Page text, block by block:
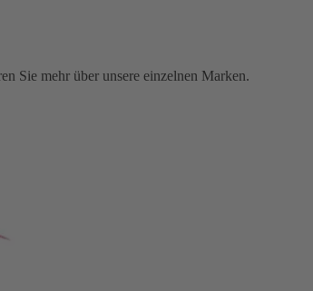
Sie mehr über unsere einzelnen Marken.